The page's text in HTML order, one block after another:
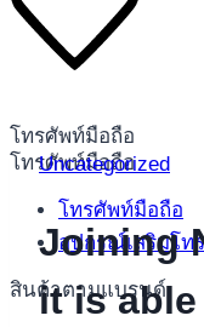
โทรศัพท์มือถือ
โทรศัพท์มือถือ
โทรศัพท์มือถือ
อุปกรณ์เสริมโท
สินค้าตามแบรนด์
Uncategorized
Joining
it is